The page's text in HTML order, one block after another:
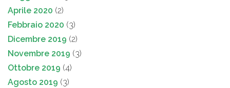
Aprile 2020 (2)
Febbraio 2020 (3)
Dicembre 2019 (2)
Novembre 2019 (3)
Ottobre 2019 (4)
Agosto 2019 (3)